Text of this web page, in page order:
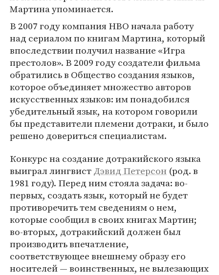
Мартина упоминается.
В 2007 году компания HBO начала работу
над сериалом по книгам Мартина, который
впоследствии получил название «Игра
престолов». В 2009 году создатели фильма
обратились в Общество создания языков,
которое объединяет множество авторов
искусственных языков: им понадобился
убедительный язык, на котором говорили
бы представители племени дотраки, и было
решено довериться специалистам.
Конкурс на создание дотракийского языка
выиграл лингвистДэвид Петерсон (род. в
1981 году). Перед ним стояла задача: во-
первых, создать язык, который не будет
противоречить тем сведениям о нем,
которые сообщил в своих книгах Мартин;
во-вторых, дотракийский должен был
производить впечатление,
соответствующее внешнему образу его
носителей — воинственных, не вылезающих